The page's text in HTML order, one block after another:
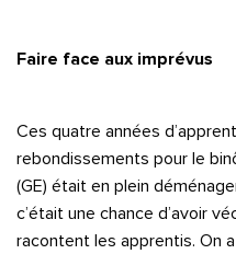
Faire face aux imprévus
Ces quatre années
rebondissements pour le
(GE) était en plein
c’était une chance d’avoir
racontent les apprentis. On